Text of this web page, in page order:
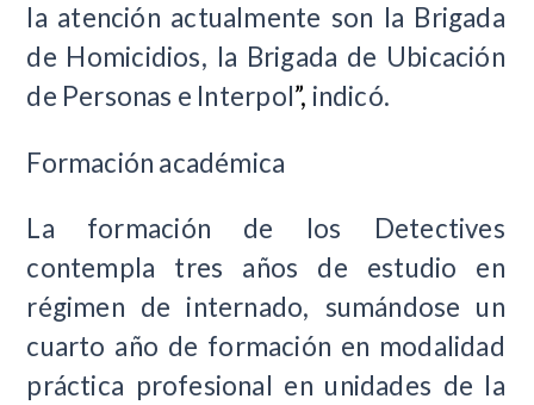
la atención actualmente son la Brigada
de Homicidios, la Brigada de Ubicación
de Personas e Interpol”, indicó.
Formación académica
La formación de los Detectives
contempla tres años de estudio en
régimen de internado, sumándose un
cuarto año de formación en modalidad
práctica profesional en unidades de la